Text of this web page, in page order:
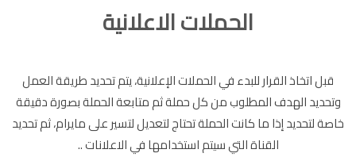
الحملات الاعلانية
قبل اتخاذ القرار للبدء في الحملات الإعلانية، يتم تحديد طريقة العمل
وتحديد الهدف المطلوب من كل حملة ثم متابعة الحملة بصورة دقيقة
خاصة لتحديد إذا ما كانت الحملة تحتاج لتعديل لتسير على مايرام، ثم تحديد
القناة التي سيتم استخدامها في الاعلانات ..